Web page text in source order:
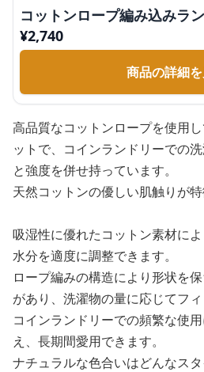
コットンロープ編み込みラ
¥2,740
商品の詳細
高品質なコットンロープを使用
ットで、コインランドリーでの
と強度を併せ持っています。
天然コットンの優しい肌触りが特
吸湿性に優れたコットン素材に
水分を適度に調整できます。
ロープ編みの構造により形状を
があり、洗濯物の量に応じてフィ
コインランドリーでの頻繁な使
え、長期間愛用できます。
ナチュラルな色合いはどんなスタ